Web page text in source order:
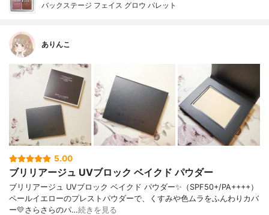
バックステージ フェイス グロウ パレット
ありんこ
5.00
ブリリアージュ UVブロック ベイクド パウダー
ブリリアージュ UVブロック ベイクド パウダー✨（SPF50+/PA++++）
ペールイエローのプレストパウダーで、くすみや色ムラをふんわりカバ
ー💛さらさらのパ…続きを見る